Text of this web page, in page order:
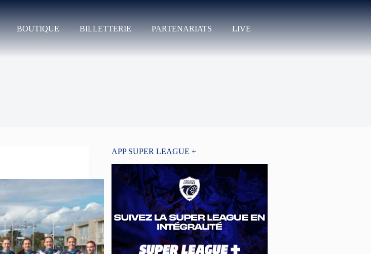
BOUTIQUE BILLETTERIE PARTENARIATS LIVE
APP SUPER LEAGUE +